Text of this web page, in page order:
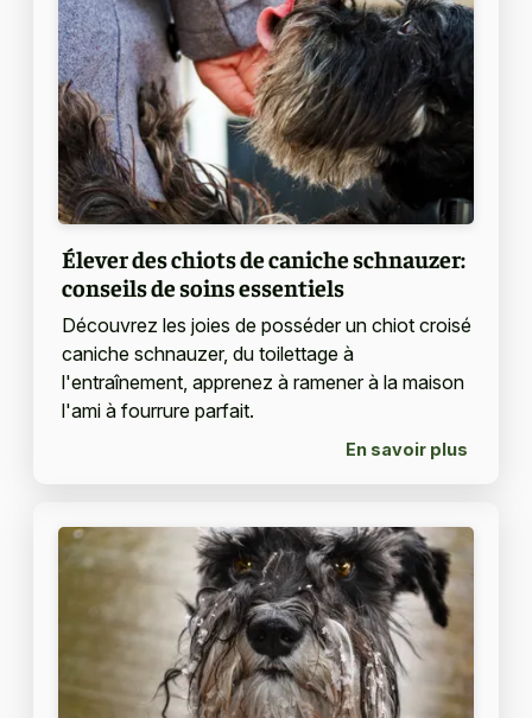
Élever des chiots de caniche schnauzer:
conseils de soins essentiels
Découvrez les joies de posséder un chiot croisé
caniche schnauzer, du toilettage à
l'entraînement, apprenez à ramener à la maison
l'ami à fourrure parfait.
En savoir plus